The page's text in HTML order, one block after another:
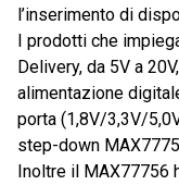
l’inserimento di
I prodotti che
Delivery, da 5V a
alimentazione
porta (1,8V/3,3V/
step-down
Inoltre il MAX77756